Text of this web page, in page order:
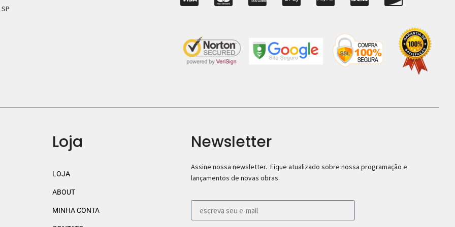
Loja
LOJA
ABOUT
MINHA CONTA
Newsletter
Assine nossa newsletter. Fique atualizado sobre nossa programação e
lançamentos de novas obras.